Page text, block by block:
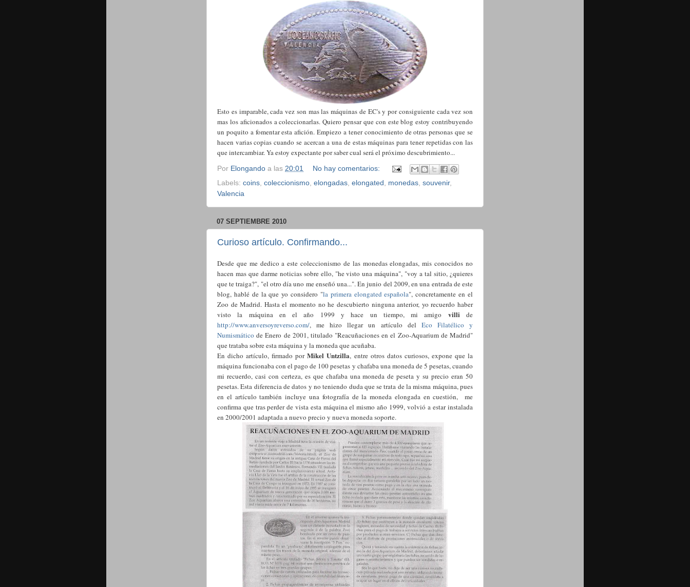
Esto es imparable, cada vez son mas las máquinas de EC's y por consiguiente cada vez son
mas los aficionados a coleccionarlas. Quiero pensar que con este blog estoy contribuyendo
un poquito a fomentar esta afición. Empiezo a tener conocimiento de otras personas que se
hacen varias copias cuando se acercan a una de estas máquinas para tener repetidas con las
que intercambiar. Ya estoy expectante por saber cual será el próximo descubrimiento...
Por Elongando a las 20:01
No hay comentarios:
Labels: coins, coleccionismo, elongadas, elongated , monedas, souvenir,
Valencia
07 SEPTIEMBRE 2010
Curioso artículo. Confirmando...
Desde que me dedico a este coleccionismo de las monedas elongadas, mis conocidos no
hacen mas que darme noticias sobre ello, "he visto una máquina", "voy a tal sitio, ¿quieres
que te traiga?", "el otro día uno me enseñó una...". En junio del 2009, en una entrada de este
blog, hablé de la que yo considero "la primera elongated española", concretamente en el
Zoo de Madrid. Hasta el momento no he descubierto ninguna anterior, yo recuerdo haber
visto la máquina en el año 1999 y hace un tiempo, mi amigo villide
http://www.anversoyreverso.com/, me hizo llegar un artículo del Eco Filatélico y
Numismático de Enero de 2001, titulado "Reacuñaciones en el Zoo-Aquarium de Madrid"
que trataba sobre esta máquina y la moneda que acuñaba.
En dicho artículo, firmado porMikel Untzilla, entre otros datos curiosos, expone que la
máquina funcionaba con el pago de 100 pesetas y chafaba una moneda de 5 pesetas, cuando
mi recuerdo, casi con certeza, es que chafaba una moneda de peseta y su precio eran 50
pesetas. Esta diferencia de datos y no teniendo duda que se trata de la misma máquina, pues
en el artículo también incluye una fotografía de la moneda elongada en cuestión, me
confirma que tras perder de vista esta máquina el mismo año 1999, volvió a estar instalada
en 2000/2001 adaptada a nuevo precio y nueva moneda soporte.